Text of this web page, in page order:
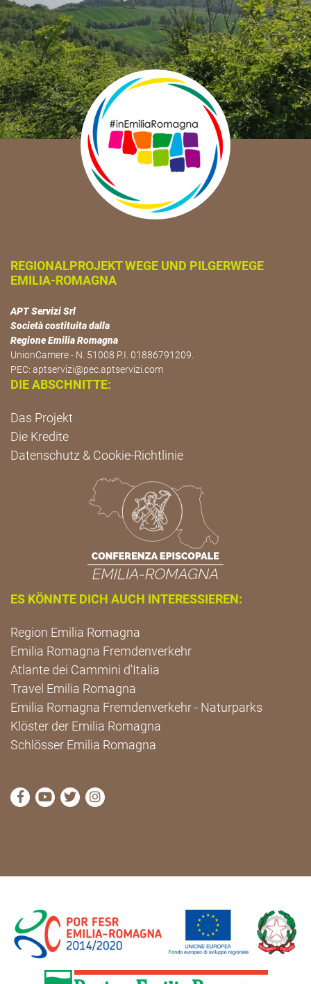
REGIONALPROJEKT WEGE UND PILGERWEGE
EMILIA-ROMAGNA
APT Servizi Srl
Società costituita dalla
Regione Emilia Romagna
UnionCamere - N. 51008 P.I. 01886791209.
PEC: aptservizi@pec.aptservizi.com
DIE ABSCHNITTE:
Das Projekt
Die Kredite
Datenschutz & Cookie-Richtlinie
ES KÖNNTE DICH AUCH INTERESSIEREN:
Region Emilia Romagna
Emilia Romagna Fremdenverkehr
Atlante dei Cammini d'Italia
Travel Emilia Romagna
Emilia Romagna Fremdenverkehr - Naturparks
Klöster der Emilia Romagna
Schlösser Emilia Romagna
die Seite Facebook von Cammini Emilia-Romagna
die Seite YouTube von Cammini Emilia-
die Seite Twitter von Cammini Emilia-
die Seite Instagram von Cammini